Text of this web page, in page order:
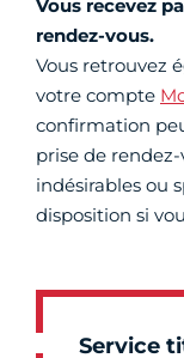
Vous recevez
rendez-vous.
Vous retrouvez
votre compte
confirmation
prise de
indésirables ou
disposition si
Service